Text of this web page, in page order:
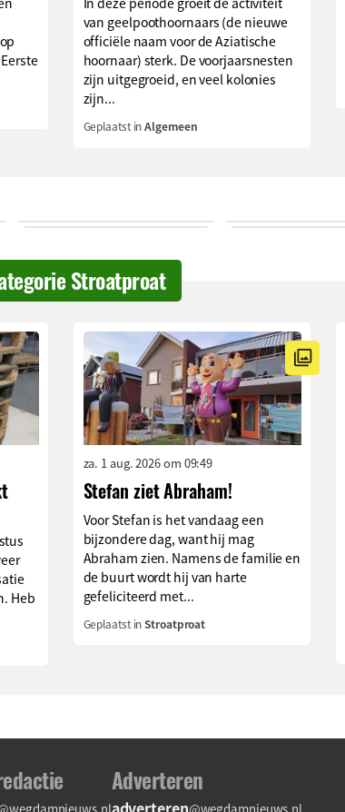
van geelpoothoornaars (de nieuwe
officiële naam voor de Aziatische
hoornaar) sterk. De voorjaarsnesten
zijn uitgegroeid, en veel kolonies
zijn...
Geplaatst inAlgemeen
Stroatproat
Heb
za. 1 aug. 2026 om 09:49
Stefan ziet Abraham!
Voor Stefan is het vandaag een
bijzondere dag, want hij mag
Abraham zien. Namens de familie en
de buurt wordt hij van harte
gefeliciteerd met...
Geplaatst inStroatproat
Adverteren